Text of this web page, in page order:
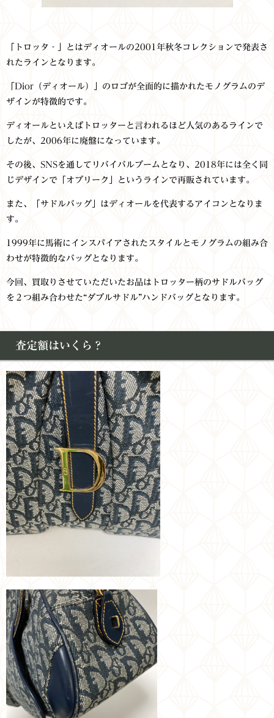
「トロッタ‐」とはディオールの2001年秋冬コレクションで発表さ
れたラインとなります。
「Dior（ディオール）」のロゴが全面的に描かれたモノグラムのデ
ザインが特徴的です。
ディオールといえばトロッターと言われるほど人気のあるラインで
したが、2006年に廃盤になっています。
その後、SNSを通してリバイバルブームとなり、2018年には全く同
じデザインで「オブリーク」というラインで再販されています。
また、「サドルバッグ」はディオールを代表するアイコンとなりま
す。
1999年に馬術にインスパイアされたスタイルとモノグラムの組み合
わせが特徴的なバッグとなります。
今回、買取りさせていただいたお品はトロッター柄のサドルバッグ
を２つ組み合わせた“ダブルサドル”ハンドバッグとなります。
査定額はいくら？